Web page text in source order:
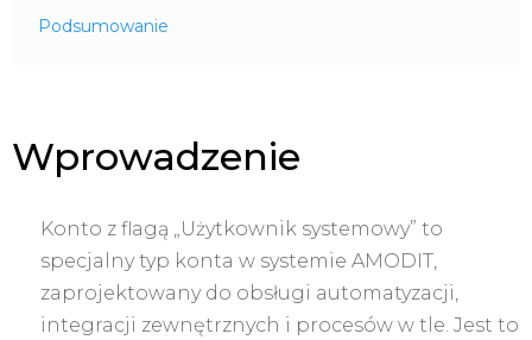
Podsumowanie
Wprowadzenie
Konto z flagą „Użytkownik systemowy” to
specjalny typ konta w systemie AMODIT,
zaprojektowany do obsługi automatyzacji,
integracji zewnętrznych i procesów w tle. Jest to